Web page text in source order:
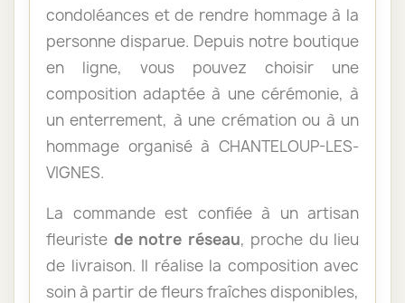
condoléances et de rendre hommage à la
personne disparue. Depuis notre boutique
en ligne, vous pouvez choisir une
composition adaptée à une cérémonie, à
un enterrement, à une crémation ou à un
hommage organisé à CHANTELOUP-LES-
VIGNES.
La commande est confiée à un artisan
fleuriste de notre réseau, proche du lieu
de livraison. Il réalise la composition avec
soin à partir de fleurs fraîches disponibles,